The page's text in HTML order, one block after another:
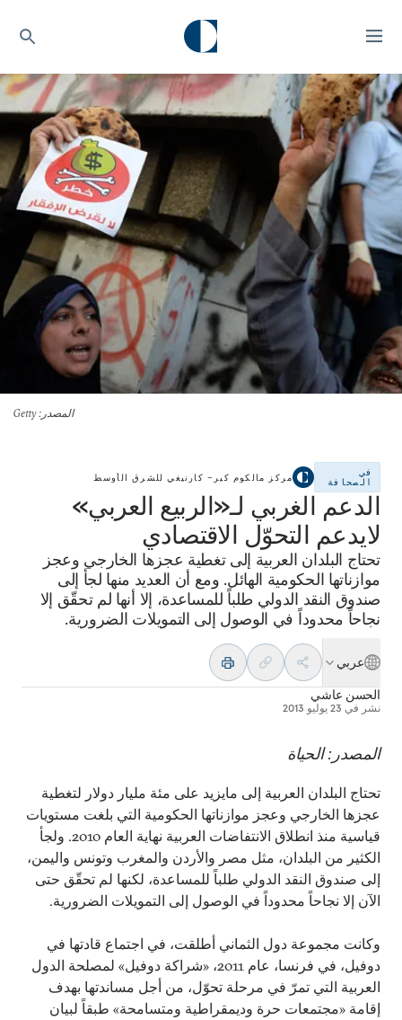
المصدر : Getty
في
الصحافة
مركز مالكوم كير– كارنيغي للشرق الأوسط
الدعم الغربي لـ«الربيع العربي»
لايدعم التحوّل الاقتصادي
تحتاج البلدان العربية إلى تغطية عجزها الخارجي وعجز
موازناتها الحكومية الهائل. ومع أن العديد منها لجأ إلى
صندوق النقد الدولي طلباً للمساعدة، إلا أنها لم تحقّق إلا
نجاحاً محدوداً في الوصول إلى التمويلات الضرورية.
عربي
الحسن عاشي
نشر في 23 يوليو 2013
المصدر: الحياة
تحتاج البلدان العربية إلى مايزيد على مئة مليار دولار لتغطية
عجزها الخارجي وعجز موازناتها الحكومية التي بلغت مستويات
قياسية منذ انطلاق الانتفاضات العربية نهاية العام 2010. ولجأ
الكثير من البلدان، مثل مصر والأردن والمغرب وتونس واليمن،
إلى صندوق النقد الدولي طلباً للمساعدة، لكنها لم تحقّق حتى
الآن إلا نجاحاً محدوداً في الوصول إلى التمويلات الضرورية.
وكانت مجموعة دول الثماني أطلقت، في اجتماع قادتها في
دوفيل، في فرنسا، عام 2011، «شراكة دوفيل» لمصلحة الدول
العربية التي تمرّ في مرحلة تحوّل، من أجل مساندتها بهدف
إقامة «مجتمعات حرة وديمقراطية ومتسامحة» طبقاً لبيان